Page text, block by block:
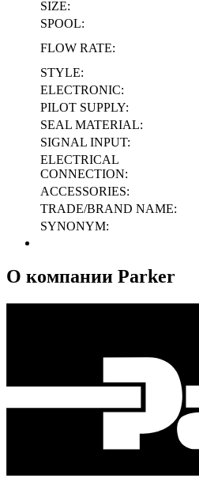
SIZE:
SPOOL:
FLOW RATE:
STYLE:
ELECTRONIC:
PILOT SUPPLY:
SEAL MATERIAL:
SIGNAL INPUT:
ELECTRICAL
CONNECTION:
ACCESSORIES:
TRADE/BRAND NAME:
SYNONYM:
О компании Parker